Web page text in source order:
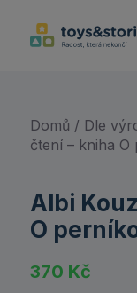
Domů / Dle
čtení – kniha
Albi
O
370 Kč